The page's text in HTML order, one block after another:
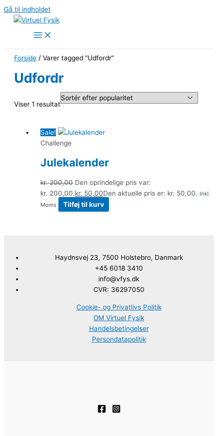
Gå til indholdet
Forside / Varer tagged “Udfordr”
Udfordr
Viser 1 resultat
Sale!
Challenge
Julekalender
kr.200,00 Den oprindelige pris var:
kr. 200,00.kr. 50,00Den aktuelle pris er: kr. 50,00. Inkl.
Moms
Tilføj til kurv
Haydnsvej 23, 7500 Holstebro, Danmark
+45 6018 3410
info@vfys.dk
CVR: 36297050
Cookie- og Privatlivs Politik
OM Virtuel Fysik
Handelsbetingelser
Persondatapolitik